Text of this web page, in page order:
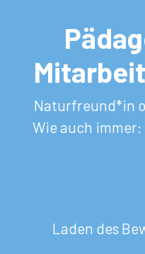
Naturfreund*in
Wie auch immer:
Laden des